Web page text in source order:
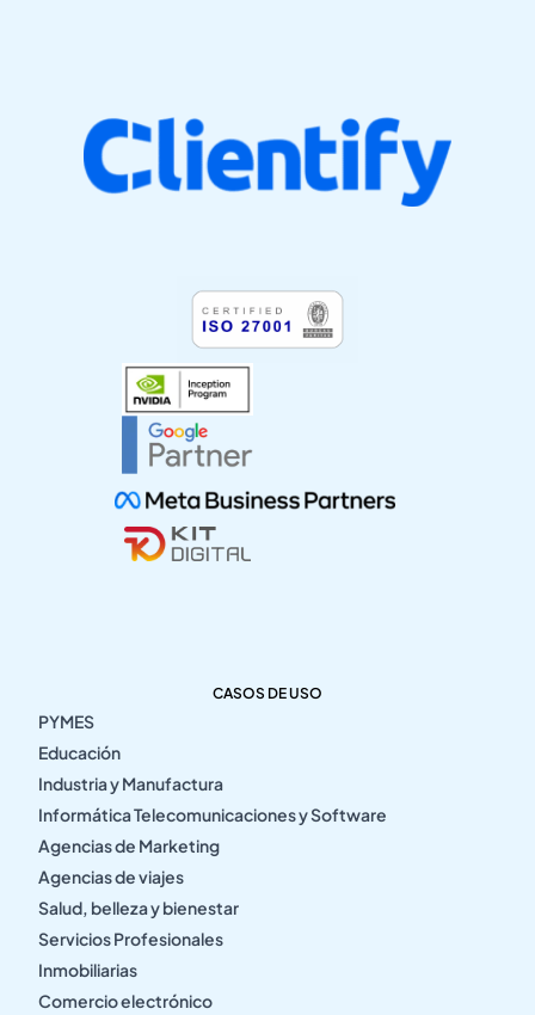
CASOS DE USO
PYMES
Educación
Industria y Manufactura
Informática Telecomunicaciones y Software
Agencias de Marketing
Agencias de viajes
Salud, belleza y bienestar
Servicios Profesionales
Inmobiliarias
Comercio electrónico